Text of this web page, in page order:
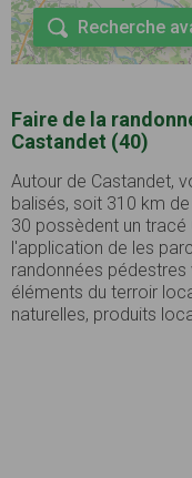
Recherche
Faire de la
Castandet (40)
Autour de Castandet,
balisés, soit 310 km
30 possèdent un
l'application de les
randonnées
éléments du terroir
naturelles, produits